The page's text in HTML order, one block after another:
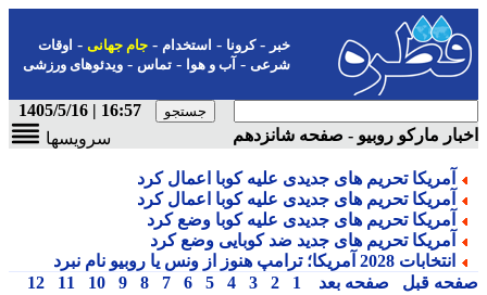
-کرونا-استخدام- جام جهانی-اوقات
شرعی-آب و هوا-تماس-ویدئوهای ورزشی
16:57 | 1405/5/16
مارکو روبیو - صفحه شانزدهم
سرویسها
آمریکا تحریم های جدیدی علیه کوبا اعمال کرد
آمریکا تحریم های جدیدی علیه کوبا اعمال کرد
آمریکا تحریم های جدیدی علیه کوبا وضع کرد
آمریکا تحریم های جدید ضد کوبایی وضع کرد
انتخابات 2028 آمریکا؛ ترامپ هنوز از ونس یا روبیو نام نبرد
قبل صفحه بعد 1
2
3
4
5
6
7
8
9
10
11
12